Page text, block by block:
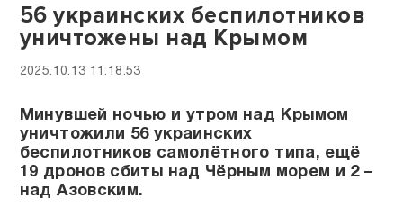
56 украинских беспилотников
уничтожены над Крымом
2025.10.13 11:18:53
Минувшей ночью и утром над Крымом
уничтожили 56 украинских
беспилотников самолётного типа, ещё
19 дронов сбиты над Чёрным морем и 2 –
над Азовским.